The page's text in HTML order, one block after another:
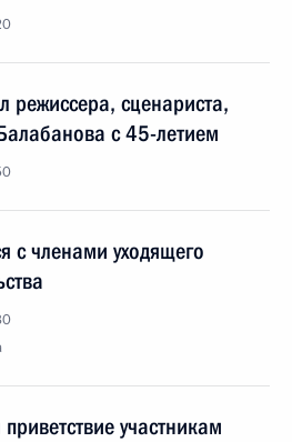
режиссера, сценариста,
с 45-летием
с членами уходящего
участникам